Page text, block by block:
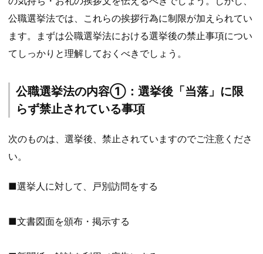
公職選挙法では、これらの挨拶行為に制限が加えられてい
ます。まずは公職選挙法における選挙後の禁止事項につい
てしっかりと理解しておくべきでしょう。
公職選挙法の内容①：選挙後「当落」に限
らず禁止されている事項
次のものは、選挙後、禁止されていますのでご注意くださ
い。
■選挙人に対して、戸別訪問をする
■文書図面を頒布・掲示する